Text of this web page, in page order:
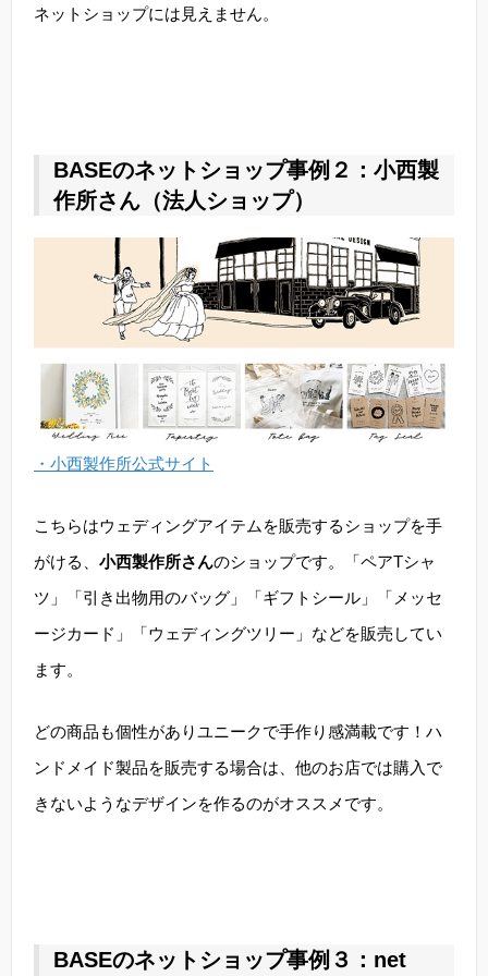
ネットショップには見えません。
BASEのネットショップ事例２：小西製
作所さん（法人ショップ）
・小西製作所公式サイト
こちらはウェディングアイテムを販売するショップを手
がける、 小西製作所さんのショップです。「ペアTシャ
ツ」「引き出物用のバッグ」「ギフトシール」「メッセ
ージカード」「ウェディングツリー」などを販売してい
ます。
どの商品も個性がありユニークで手作り感満載です！ハ
ンドメイド製品を販売する場合は、他のお店では購入で
きないようなデザインを作るのがオススメです。
BASEのネットショップ事例３：net